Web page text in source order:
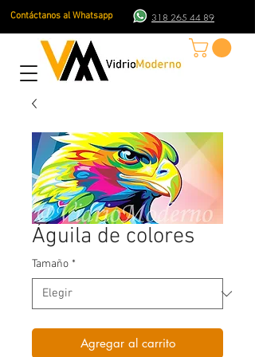
Contáctanos al Whatsapp 318 265 44 89
Águila de colores
Tamaño *
Agregar al carrito